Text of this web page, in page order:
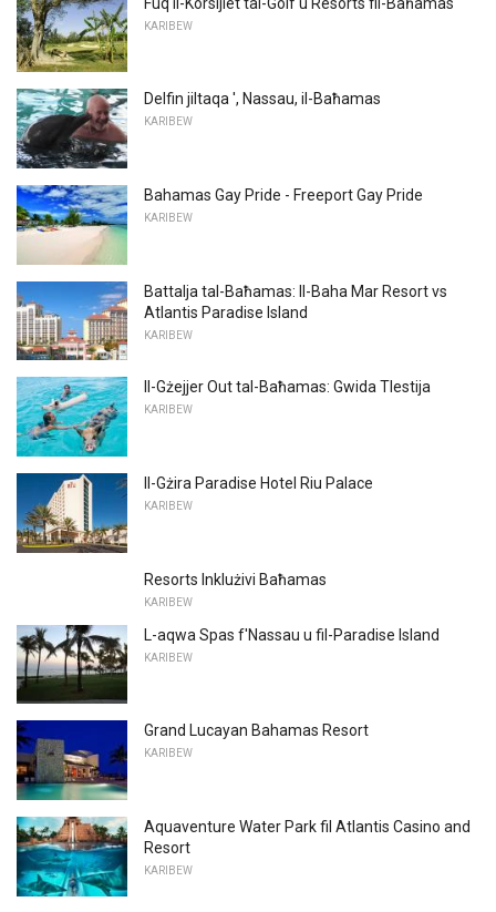
KARIBEW
Delfin jiltaqa ', Nassau, il-Baħamas
KARIBEW
Bahamas Gay Pride - Freeport Gay Pride
KARIBEW
Battalja tal-Baħamas: Il-Baha Mar Resort vs
Atlantis Paradise Island
KARIBEW
Il-Gżejjer Out tal-Baħamas: Gwida Tlestija
KARIBEW
Il-Gżira Paradise Hotel Riu Palace
KARIBEW
Resorts Inklużivi Baħamas
KARIBEW
L-aqwa Spas f'Nassau u fil-Paradise Island
KARIBEW
Grand Lucayan Bahamas Resort
KARIBEW
Aquaventure Water Park fil Atlantis Casino and
Resort
KARIBEW